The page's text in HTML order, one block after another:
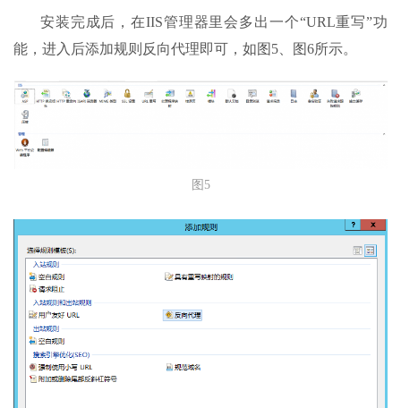
安装完成后，在IIS管理器里会多出一个“URL重写”功
能，进入后添加规则反向代理即可，如图5、图6所示。
图5